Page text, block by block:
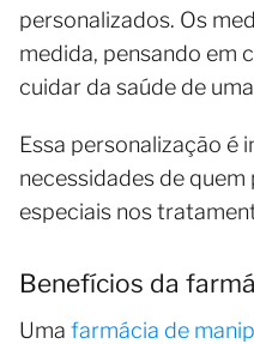
personalizados. Os
medida, pensando em
cuidar da saúde de
Essa personalização é
necessidades de
especiais nos
Benefícios da
Uma farmácia de